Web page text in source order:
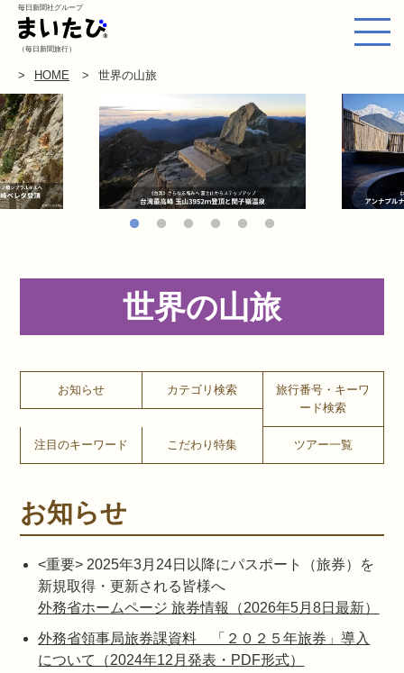
毎日新聞社グループ
（毎日新聞旅行）
HOME 世界の山旅
世界の山旅
お知らせ カテゴリ検索
旅行番号・キーワ
ード検索
注目のキーワード こだわり特集 ツアー一覧
お知らせ
<重要> 2025年3月24日以降にパスポート（旅券）を
新規取得・更新される皆様へ
外務省ホームページ 旅券情報（2026年5月8日最新）
外務省領事局旅券課資料 「２０２５年旅券」導入
について（2024年12月発表・PDF形式）